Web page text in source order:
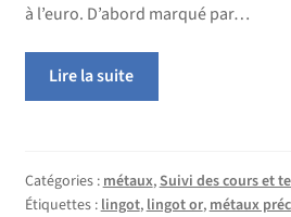
à l’euro. D’abord marqué par…
Lire la suite
Catégories : métaux,Suivi des cours et
Étiquettes : lingot, lingot or, métaux